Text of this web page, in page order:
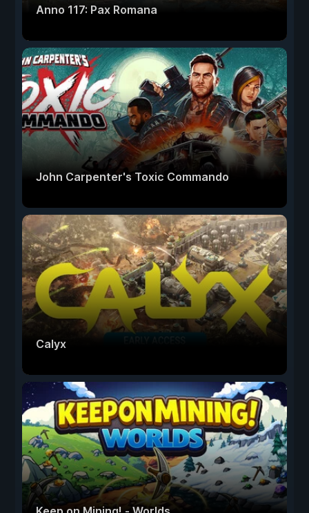
Anno 117: Pax Romana
John Carpenter's Toxic Commando
Calyx